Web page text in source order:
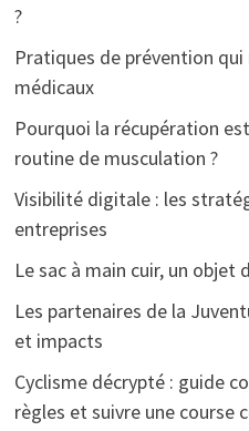
?
Pratiques de prévention
médicaux
Pourquoi la récupération
routine de musculation ?
Visibilité digitale : les
entreprises
Le sac à main cuir, un
Les partenaires de la
et impacts
Cyclisme décrypté : guide
règles et suivre une course